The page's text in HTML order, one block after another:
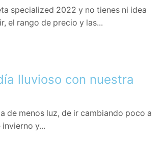
specialized 2022 y no tienes ni idea
el rango de precio y las...
lluvioso con nuestra
de menos luz, de ir cambiando poco a
y...